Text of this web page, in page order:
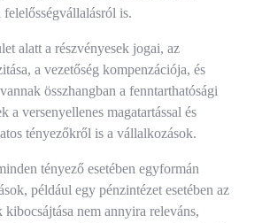
is.
alatt a részvényesek jogai, az
a vezetőség kompenzációja, és
összhangban a fenntarthatósági
a versenyellenes magatartással és
tényezőkről is a vállalkozások.
tényező esetében egyformán
például egy pénzintézet esetében az
kibocsájtása nem annyira releváns,